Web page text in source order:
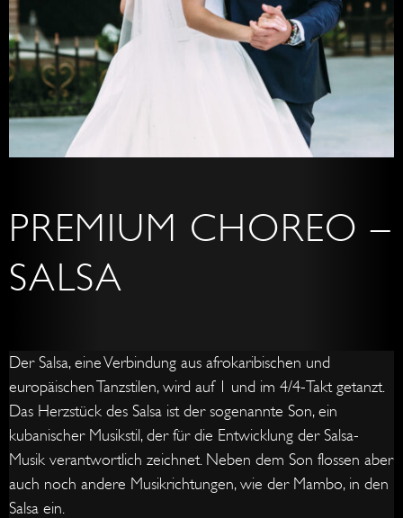
PREMIUM CHOREO –
SALSA
Der Salsa, eine Verbindung aus afrokaribischen und
europäischen Tanzstilen, wird auf 1 und im 4/4-Takt getanzt.
Das Herzstück des Salsa ist der sogenannte Son, ein
kubanischer Musikstil, der für die Entwicklung der Salsa-
Musik verantwortlich zeichnet. Neben dem Son flossen aber
auch noch andere Musikrichtungen, wie der Mambo, in den
Salsa ein.